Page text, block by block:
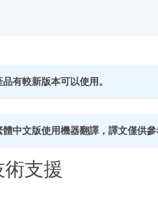
品有較新版本可以使用。
體中文版使用機器翻譯，譯文僅供
支援